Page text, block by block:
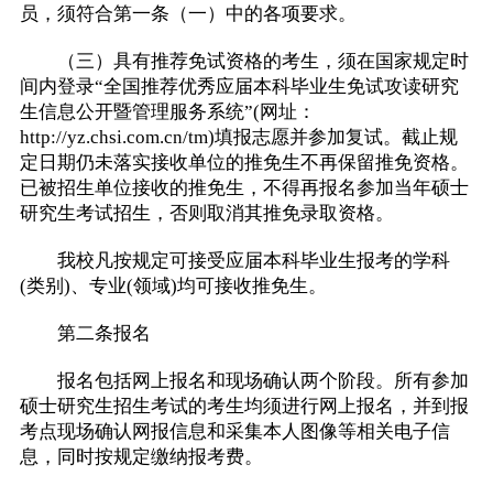
员，须符合第一条（一）中的各项要求。
（三）具有推荐免试资格的考生，须在国家规定时
间内登录“全国推荐优秀应届本科毕业生免试攻读研究
生信息公开暨管理服务系统”(网址：
http://yz.chsi.com.cn/tm)填报志愿并参加复试。截止规
定日期仍未落实接收单位的推免生不再保留推免资格。
已被招生单位接收的推免生，不得再报名参加当年硕士
研究生考试招生，否则取消其推免录取资格。
我校凡按规定可接受应届本科毕业生报考的学科
(类别)、专业(领域)均可接收推免生。
第二条报名
报名包括网上报名和现场确认两个阶段。所有参加
硕士研究生招生考试的考生均须进行网上报名，并到报
考点现场确认网报信息和采集本人图像等相关电子信
息，同时按规定缴纳报考费。